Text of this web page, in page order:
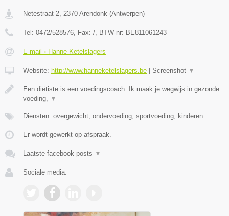
Netestraat 2, 2370 Arendonk (Antwerpen)
Tel: 0472/528576, Fax: /, BTW-nr: BE811061243
E-mail › Hanne Ketelslagers
Website: http://www.hanneketelslagers.be Screenshot ▼
Een diëtiste is een voedingscoach. Ik maak je wegwijs in gezonde
voeding, ▼
Diensten: overgewicht, ondervoeding, sportvoeding, kinderen
Er wordt gewerkt op afspraak.
Laatste facebook posts ▼
Sociale media: